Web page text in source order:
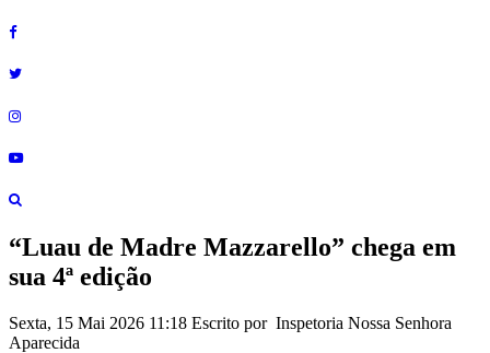
“Luau de Madre Mazzarello” chega em
sua 4ª edição
Sexta, 15 Mai 2026 11:18 Escrito por Inspetoria Nossa Senhora
Aparecida